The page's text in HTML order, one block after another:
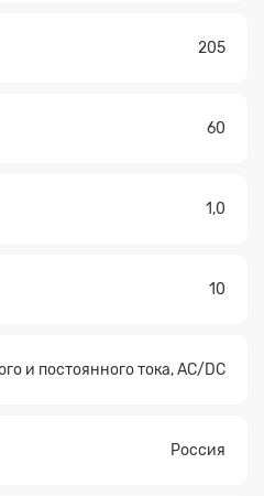
205
60
1,0
10
и постоянного тока, AC/DC
Россия